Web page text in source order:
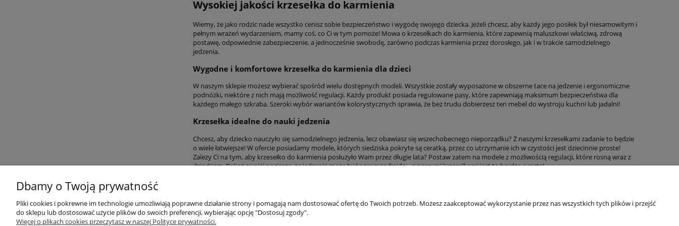
Wysokiej jakości krzesełka do karmienia
Wiemy, że jako rodzic nade wszystko cenisz sobie bezpieczeństwo i wygodę swojego dziecka. Jeżeli chcesz, aby każdy jego posiłek był niesamowitym i
pełnym wrażeń wydarzeniem, mamy coś, co Ci w tym pomoże! Mowa o krzesełkach do karmienia, które zapewnią maluszkowi właściwą, zdrową
postawę, odpowiednie zabezpieczenie, a jednocześnie swobodę, zarówno podczas karmienia przez dorosłego, jak i w trakcie samodzielnego
jedzenia.
Wygodne i komfortowe krzesełka do karmienia dla dzieci
W naszym sklepie możesz wybierać spośród wielu dostępnych modeli. Wszystkie zostały wyposażone w obszerne tace na jedzenie i ergonomiczne
podnóżki, niektóre z nich mają możliwość regulacji. Każdy produkt posiada regulowane pasy, które zapewniają maksimum bezpieczeństwa dla
każdego małego szkraba. Szeroki wybór wariantów kolorystycznych sprawia, że bez trudu dobierzesz ten mebel do wystroju kuchni lub jadalni!
Krzesełka idealne do nauki jedzenia
Chcesz, aby dziecko nauczyło się samodzielnego jedzenia, lecz obawiasz się wszechobecnego nieporządku? Z naszymi krzesełkami zadanie to będzie
o wiele łatwiejsze! W ofercie posiadamy modele, których siedziska pokryte są ceratką, przez co utrzymanie ich w czystości jest dziecinnie proste!
Zależy Ci na tym, aby krzesełko do karmienia posłużyło Wam przez długie lata? Postaw zatem na modele z możliwością regulacji, które rosną wraz z
dzieckiem. Pokaż swojej pociesze, że jedzenie może być ogromną frajdą – z naszymi krzesełkami jest to bardzo proste!
Przydatne linki
Nowości
Warunki zakupów
Regulaminy
Moje konto Informacje o sklepie
Dbamy o Twoją prywatność
Pliki cookies i pokrewne im technologie umożliwiają poprawne działanie strony i pomagają nam dostosować ofertę do Twoich potrzeb. Możesz zaakceptować wykorzystanie przez nas wszystkich tych plików i przejść
do sklepu lub dostosować użycie plików do swoich preferencji, wybierając opcję "Dostosuj zgody".
Więcej o plikach cookies przeczytasz w naszej Polityce prywatności.